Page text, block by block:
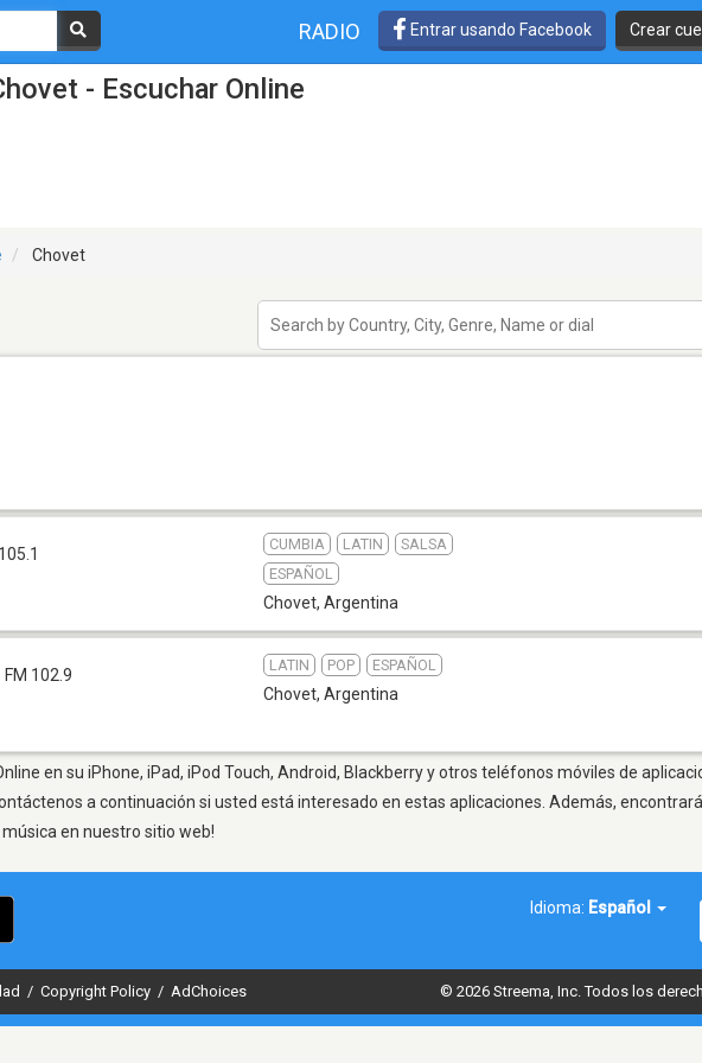
RADIO Entrar usando Facebook Crear
- Escuchar Online
Chovet
CUMBIA LATIN
SALSA
ESPAÑOL
Chovet, Argentina
FM 102.9
LATIN POP ESPAÑOL
Chovet, Argentina
en su iPhone, iPad, iPod Touch, Android, Blackberry y otros teléfonos móviles de
a continuación si usted está interesado en estas aplicaciones. Además,
en nuestro sitio web!
Idioma: Español
/ Copyright Policy / AdChoices © 2026 Streema, Inc. Todos los